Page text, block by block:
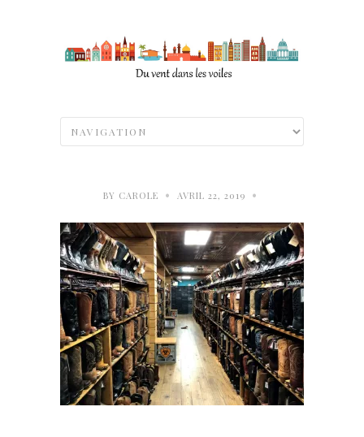
BY CAROLE • AVRIL 22, 2019 •